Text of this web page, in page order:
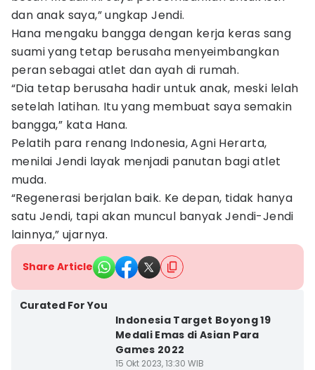
dan anak saya,” ungkap Jendi.
Hana mengaku bangga dengan kerja keras sang
suami yang tetap berusaha menyeimbangkan
peran sebagai atlet dan ayah di rumah.
“Dia tetap berusaha hadir untuk anak, meski lelah
setelah latihan. Itu yang membuat saya semakin
bangga,” kata Hana.
Pelatih para renang Indonesia, Agni Herarta,
menilai Jendi layak menjadi panutan bagi atlet
muda.
“Regenerasi berjalan baik. Ke depan, tidak hanya
satu Jendi, tapi akan muncul banyak Jendi-Jendi
lainnya,” ujarnya.
Share Article
Curated For You
Indonesia Target Boyong 19
Medali Emas di Asian Para
Games 2022
15 Okt 2023, 13:30 WIB